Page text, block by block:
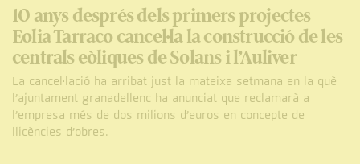
10 anys després dels primers projectes
Eolia Tarraco cancel·la la construcció de les
centrals eòliques de Solans i l’Auliver
La cancel·lació ha arribat just la mateixa setmana en la què
l’ajuntament granadellenc ha anunciat que reclamarà a
l’empresa més de dos milions d’euros en concepte de
llicències d’obres.